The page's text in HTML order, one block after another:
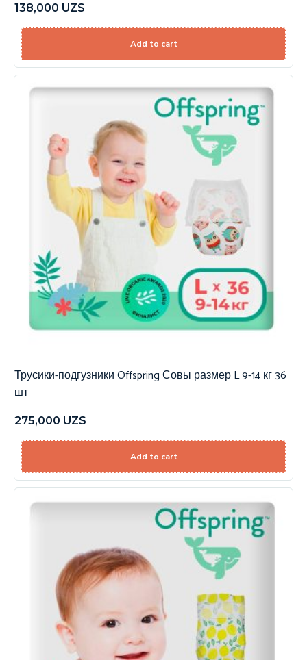
138,000 UZS
Add to cart
Трусики-подгузники Offspring Совы размер L 9-14 кг 36
шт
275,000 UZS
Add to cart